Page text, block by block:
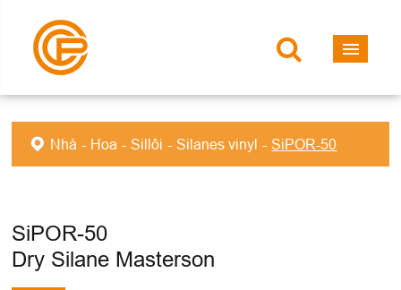
Nhà Hoa Sillôi Silanes vinyl SiPOR-50
SiPOR-50
Dry Silane Masterson